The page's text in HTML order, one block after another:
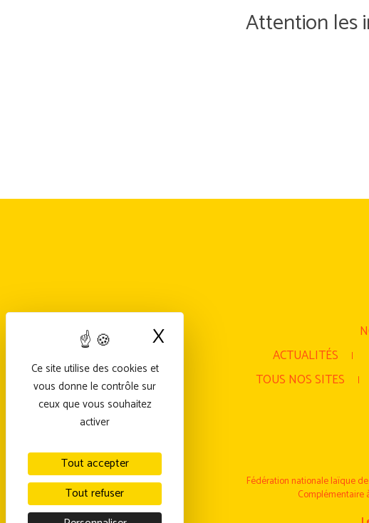
Attention les
ACTUALITÉS
TOUS NOS SITES
Fédération nationale laïque
Complémentaire
Ce site utilise des cookies et
vous donne le contrôle sur
ceux que vous souhaitez
activer
Tout accepter
Tout refuser
X Masquer le bandeau